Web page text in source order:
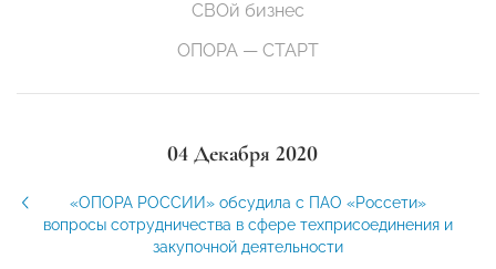
СВОй бизнес
ОПОРА — СТАРТ
04 Декабря 2020
«ОПОРА РОССИИ» обсудила с ПАО «Россети»
вопросы сотрудничества в сфере техприсоединения и
закупочной деятельности